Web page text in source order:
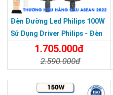
Đèn Đường Led Philips 100W
Sử Dụng Driver Philips - Đèn
Đường Cao Áp 100W
1.705.000đ
2.590.000đ